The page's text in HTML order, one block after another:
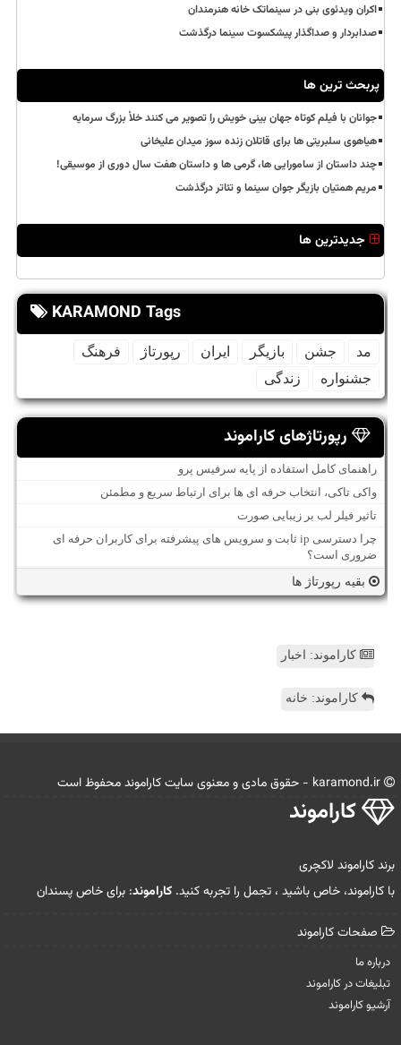
اکران ویدئوی بنی در سینماتک خانه هنرمندان
صدابردار و صداگذار پیشکسوت سینما درگذشت
پربحث ترین ها
جوانان با فیلم کوتاه جهان بینی خویش را تصویر می کنند خلأ بزرگ سرمایه
هیاهوی سلبریتی ها برای قاتلان زنده سوز میدان علیخانی
چند داستان از سامورایی ها، گرمی ها و داستان هفت سال دوری از موسیقی!
مریم همتیان بازیگر جوان سینما و تئاتر درگذشت
جدیدترین ها
KARAMOND Tags
مد جشن بازیگر ایران رپورتاژ
فرهنگ
جشنواره
زندگی
رپورتاژهای کاراموند
راهنمای کامل استفاده از پایه سرفیس پرو
واکی تاکی، انتخاب حرفه ای ها برای ارتباط سریع و مطمئن
تاثیر فیلر لب بر زیبایی صورت
چرا دسترسی ip ثابت و سرویس های پیشرفته برای کاربران حرفه ای
ضروری است؟
بقیه رپورتاژ ها
کاراموند: اخبار
کاراموند: خانه
كاراموند
برند کاراموند لاکچری
با کاراموند، خاص باشید ، تجمل را تجربه کنید. کاراموند: برای خاص پسندان
صفحات كاراموند
درباره ما
تبلیغات در كاراموند
آرشیو كاراموند